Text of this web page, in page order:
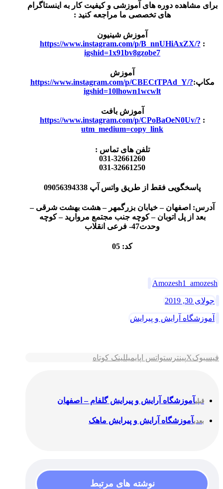
برای مشاهده دوره های آموزشی و کیفیت کار به اینستاگرام
های تخصصی ما مراجعه کنید :
آموزش شینیون
:
https://www.instagram.com/p/B_nnUHiAxZX/?
igshid=1x91bv8gzobe7
آموزش
مکاپ:https://www.instagram.com/p/CBECtTPAd_Y/?
igshid=10lhown1wcwlt
آموزش بافت
:
https://www.instagram.com/p/CPoBaOeN0Uv/?
utm_medium=copy_link
تلفن های تماس :
031-32661260
031-32661250
پاسخگویی فقط از طریق واتس آپ 09056394338
آدرس: اصفهان – خیابان بزرگمهر – هشت بهشت شرقی –
بعد از پل اتوبان – کوچه جنب مجتمع مروارید – کوچه
وحدت47- فرعی انقلاب
کد: 05
Amozesh1_amozesh
جولای 30, 2019
آموزشگاه آرایش و پیرایش
فیسبوکXپینترستواتس اپایمیللینک کوتاه
قبلیآموزشگاه آرایش و پیرایش گلفام – اصفهان
بعدیآموزشگاه آرایش و پیرایش ماهک
نوشته های مرتبط